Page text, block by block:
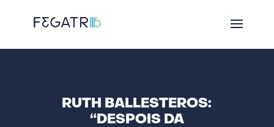
RUTH BALLESTEROS:
“DESPOIS DA